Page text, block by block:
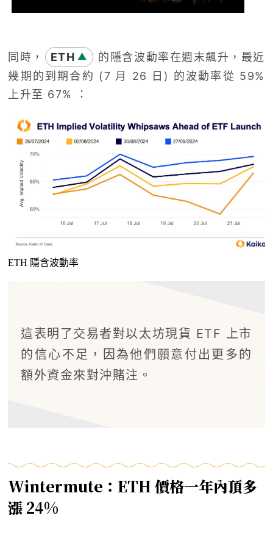
同時， ETH ▲
的隱含波動率在週末飆升，最近
幾期的到期合約 (7 月 26 日) 的波動率從 59%
上升至 67% ：
ETH 隱含波動率
這表明了交易者對以太坊現貨 ETF 上市
的信心不足，因為他們願意付出更多的
額外資金來對沖賭注。
Wintermute：ETH 價格一年內頂多
漲 24%